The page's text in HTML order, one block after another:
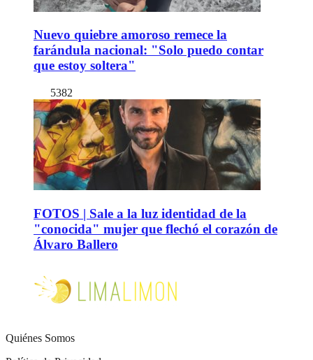
Nuevo quiebre amoroso remece la
farándula nacional: "Solo puedo contar
que estoy soltera"
5382
FOTOS | Sale a la luz identidad de la
"conocida" mujer que flechó el corazón de
Álvaro Ballero
Quiénes Somos